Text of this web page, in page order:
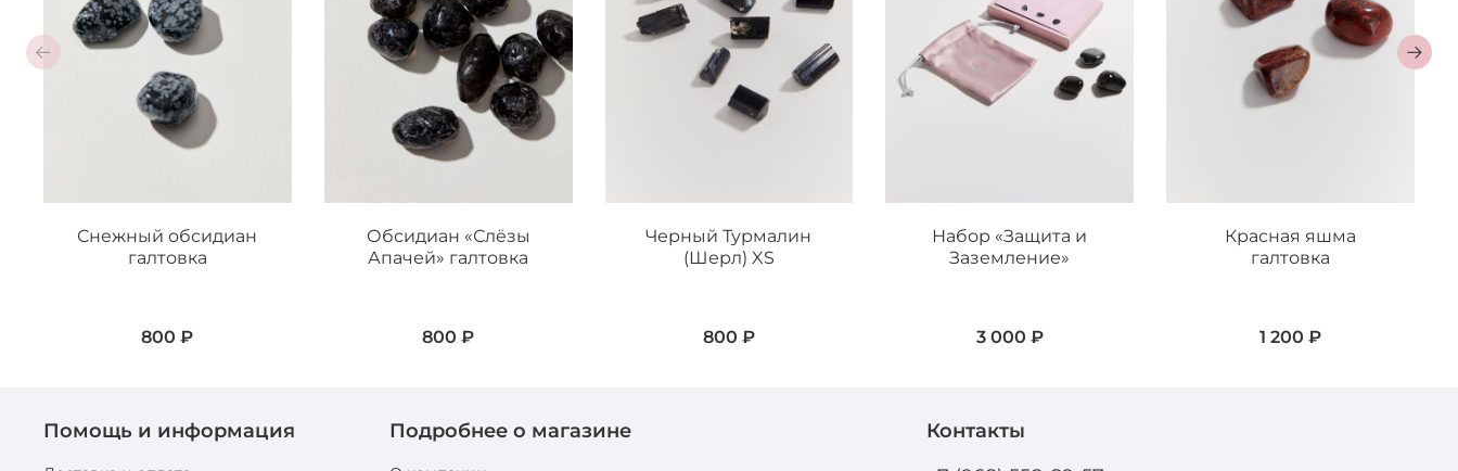
Снежный обсидиан
галтовка
800 ₽
Обсидиан «Слёзы
Апачей» галтовка
800 ₽
Черный Турмалин
(Шерл) XS
800 ₽
Набор «Защита и
Заземление»
3 000 ₽
Красная яшма
галтовка
1 200 ₽
Помощь и информация Подробнее о магазине
Контакты